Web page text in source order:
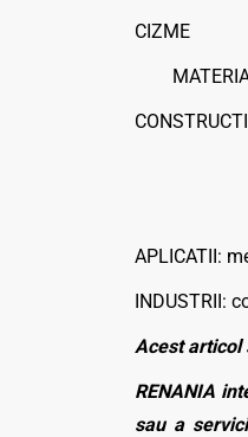
CIZME
APLICATII:
INDUSTRII:
Acest articol
RENANIA
sau a